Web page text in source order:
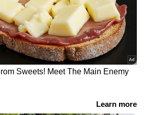
ഇയാളെ ജില്ലാ
അന്വേഷണം
പൊലീസ്